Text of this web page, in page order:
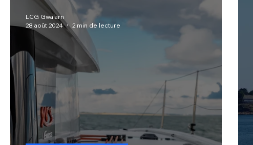
LCG Gwalarn
28 août 2024
2 min de lecture